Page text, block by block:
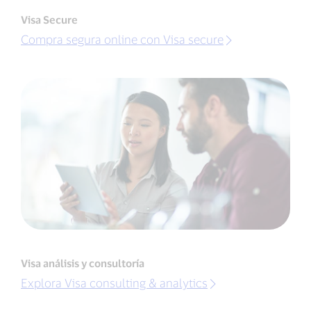
Visa Secure
Compra segura online con Visa secure
Visa análisis y consultoría
Explora Visa consulting & analytics